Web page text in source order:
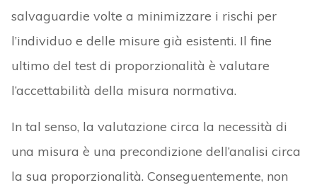
salvaguardie volte a minimizzare i rischi per
l’individuo e delle misure già esistenti. Il fine
ultimo del test di proporzionalità è valutare
l’accettabilità della misura normativa.
In tal senso, la valutazione circa la necessità di
una misura è una precondizione dell’analisi circa
la sua proporzionalità. Conseguentemente, non